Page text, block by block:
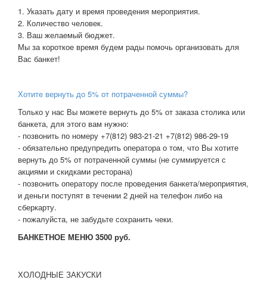
1. Указать дату и время проведения мероприятия.
2. Количество человек.
3. Ваш желаемый бюджет.
Мы за короткое время будем рады помочь организовать для
Вас банкет!
Хотите вернуть до 5% от потраченной суммы?
Только у нас Вы можете вернуть до 5% от заказа столика или
банкета, для этого вам нужно:
- позвонить по номеру +7(812) 983-21-21 +7(812) 986-29-19
- обязательно предупредить оператора о том, что Вы хотите
вернуть до 5% от потраченной суммы (не суммируется с
акциями и скидками ресторана)
- позвонить оператору после проведения банкета/мероприятия,
и деньги поступят в течении 2 дней на телефон либо на
сберкарту.
- пожалуйста, не забудьте сохранить чеки.
БАНКЕТНОЕ МЕНЮ 3500 руб.
ХОЛОДНЫЕ ЗАКУСКИ